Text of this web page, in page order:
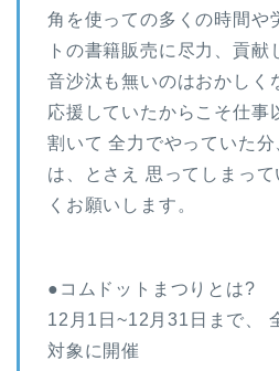
角を使っての多くの時間や
トの書籍販売に尽力、貢献
音沙汰も無いのはおかしく
応援していたからこそ仕事
割いて 全力でやっていた
は、とさえ 思ってしまっ
くお願いします。
●コムドットまつりとは?
12月1日~12月31日まで、
対象に開催